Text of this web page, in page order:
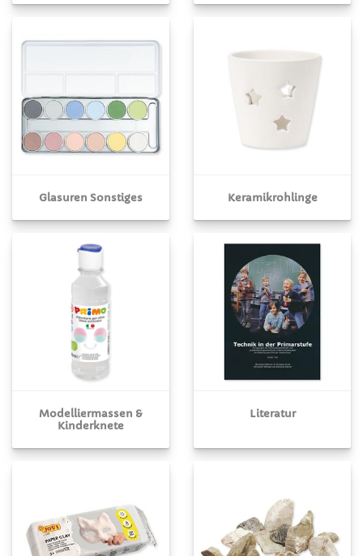
Glasuren Sonstiges Keramikrohlinge
Modelliermassen &
Kinderknete
Literatur